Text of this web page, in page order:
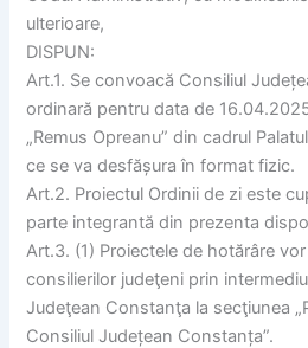
ulterioare,
DISPUN:
Art.1. Se convoacă Consiliul
ordinară pentru data de
„Remus Opreanu” din cadrul
ce se va desfășura în format fizic.
Art.2. Proiectul Ordinii de zi este
parte integrantă din prezenta
Art.3. (1) Proiectele de hotărâre
consilierilor judeţeni prin
Judeţean Constanţa la secţiunea
Consiliul Județean Constanța”.